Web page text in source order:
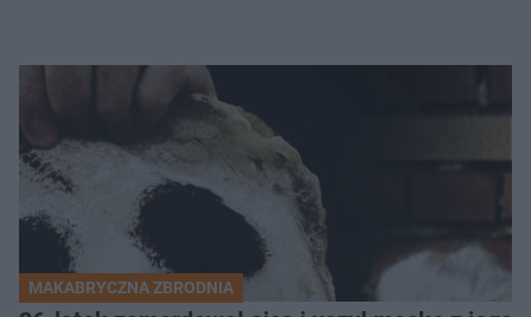
MAKABRYCZNA ZBRODNIA